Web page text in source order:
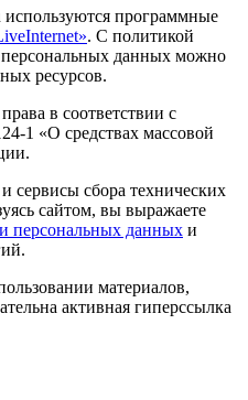
используются программные
. С политикой
данных можно
ресурсов.
в соответствии с
1 «О средствах массовой
сервисы сбора технических
сайтом, вы выражаете
персональных данных и
материалов,
активная гиперссылка